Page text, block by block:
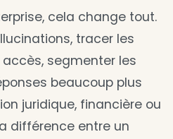
cela change tout.
tracer les
segmenter les
beaucoup plus
juridique, financière ou
différence entre un